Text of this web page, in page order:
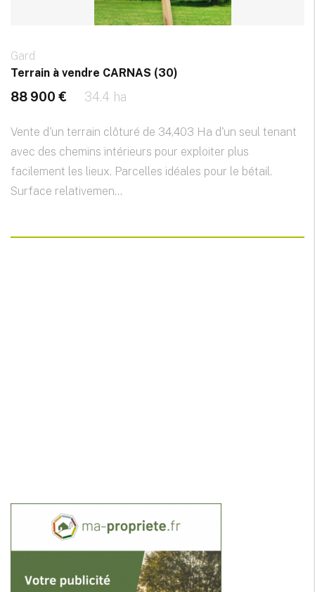
Gard
Terrain à vendre CARNAS (30)
88 900 € 34.4 ha
Vente d'un terrain clôturé de 34,403 Ha d'un seul tenant
avec des chemins intérieurs pour exploiter plus
facilement les lieux. Parcelles idéales pour le bétail.
Surface relativemen...